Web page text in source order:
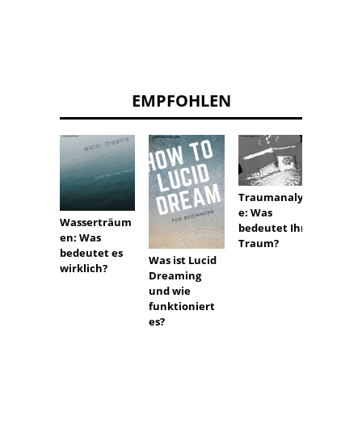
EMPFOHLEN
Wasserträum
en: Was
bedeutet es
wirklich?
Was ist Lucid
Dreaming
und wie
funktioniert
es?
Traumanalys
e: Was
bedeutet Ihr
Traum?